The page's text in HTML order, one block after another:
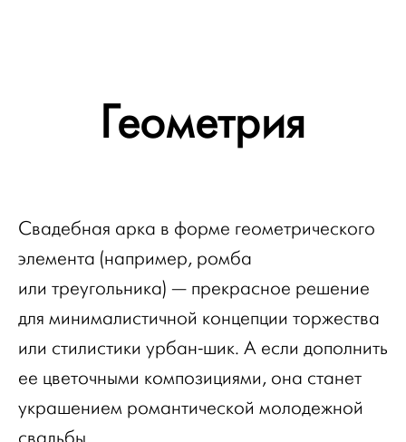
Геометрия
Свадебная арка в форме геометрического
элемента (например, ромба
или треугольника) — прекрасное решение
для минималистичной концепции торжества
или стилистики урбан-шик. А если дополнить
ее цветочными композициями, она станет
украшением романтической молодежной
свадьбы.